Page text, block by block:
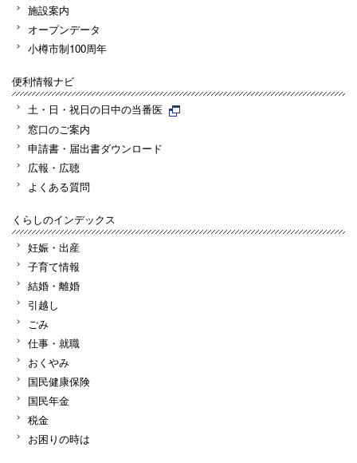
施設案内
オープンデータ
小樽市制100周年
便利情報ナビ
土・日・祝日の日中の当番医
窓口のご案内
申請書・届出書ダウンロード
広報・広聴
よくある質問
くらしのインデックス
妊娠・出産
子育て情報
結婚・離婚
引越し
ごみ
仕事・就職
おくやみ
国民健康保険
国民年金
税金
お困りの時は